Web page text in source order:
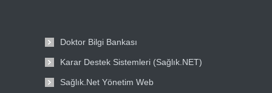
Doktor Bilgi Bankası
Karar Destek Sistemleri (Sağlık.NET)
Sağlık.Net Yönetim Web